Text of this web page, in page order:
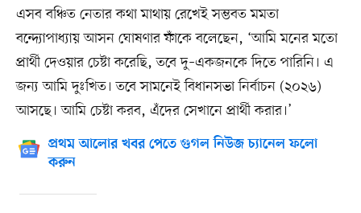
এসব বঞ্চিত নেতার কথা মাথায় রেখেই সম্ভবত মমতা
বন্দ্যোপাধ্যায় আসন ঘোষণার ফাঁকে বলেছেন, ‘আমি মনের মতো
প্রার্থী দেওয়ার চেষ্টা করেছি, তবে দু–একজনকে দিতে পারিনি। এ
জন্য আমি দুঃখিত। তবে সামনেই বিধানসভা নির্বাচন (২০২৬)
আসছে। আমি চেষ্টা করব, এঁদের সেখানে প্রার্থী করার।’
প্রথম আলোর খবর পেতে গুগল নিউজ চ্যানেল ফলো
করুন